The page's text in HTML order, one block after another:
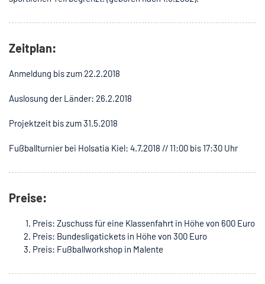
Zeitplan:
Anmeldung bis zum 22.2.2018
Auslosung der Länder: 26.2.2018
Projektzeit bis zum 31.5.2018
Fußballturnier bei Holsatia Kiel: 4.7.2018 // 11:00 bis 17:30 Uhr
Preise:
Preis: Zuschuss für eine Klassenfahrt in Höhe von 600 Euro
Preis: Bundesligatickets in Höhe von 300 Euro
Preis: Fußballworkshop in Malente